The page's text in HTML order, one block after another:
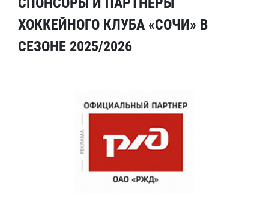
ХОККЕЙНОГО КЛУБА «СОЧИ» В
СЕЗОНЕ 2025/2026